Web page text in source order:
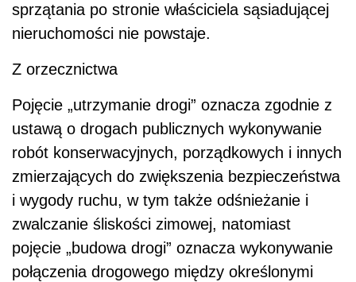
sprzątania po stronie właściciela sąsiadującej
nieruchomości nie powstaje.
Z orzecznictwa
Pojęcie „utrzymanie drogi” oznacza zgodnie z
ustawą o drogach publicznych wykonywanie
robót konserwacyjnych, porządkowych i innych
zmierzających do zwiększenia bezpieczeństwa
i wygody ruchu, w tym także odśnieżanie i
zwalczanie śliskości zimowej, natomiast
pojęcie „budowa drogi” oznacza wykonywanie
połączenia drogowego między określonymi